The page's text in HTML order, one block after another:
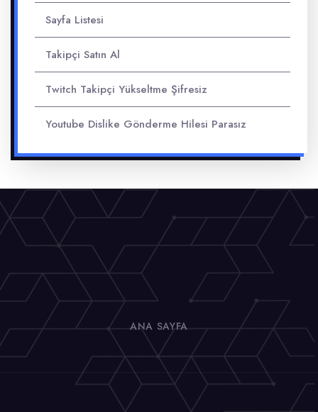
Sayfa Listesi
Takipçi Satın Al
Twitch Takipçi Yükseltme Şifresiz
Youtube Dislike Gönderme Hilesi Parasız
ANA SAYFA